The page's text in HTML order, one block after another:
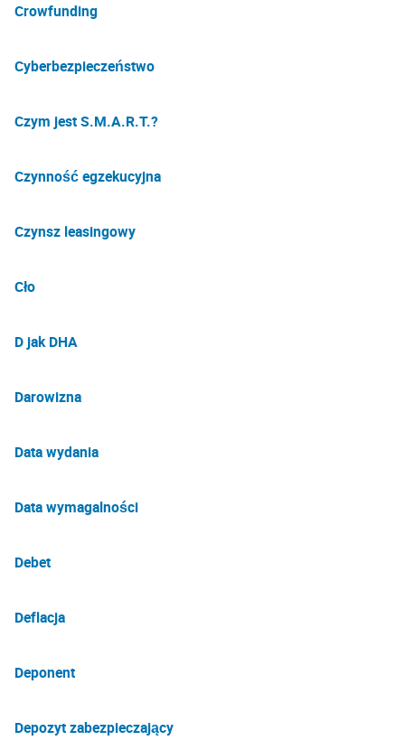
Crowfunding
Cyberbezpieczeństwo
Czym jest S.M.A.R.T.?
Czynność egzekucyjna
Czynsz leasingowy
Cło
D jak DHA
Darowizna
Data wydania
Data wymagalności
Debet
Deflacja
Deponent
Depozyt zabezpieczający